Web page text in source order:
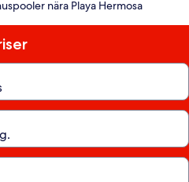
nära Playa Hermosa